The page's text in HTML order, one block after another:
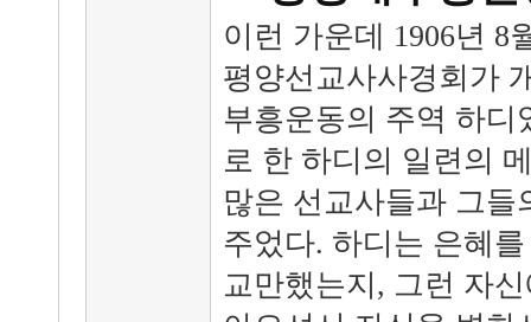
이런 가운데 1906년 8
평양선교사사경회가
부흥운동의 주역 하디
로 한 하디의 일련의
많은 선교사들과 그들
주었다. 하디는 은혜
교만했는지, 그런 자